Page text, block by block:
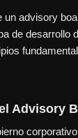
un advisory
de desarrollo
Advisory